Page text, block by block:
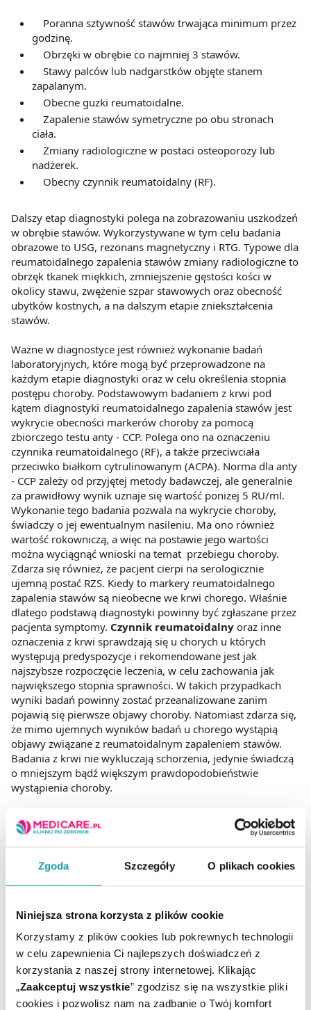
Zgoda Szczegóły O plikach cookies
Niniejsza strona korzysta z plików cookie
Korzystamy z plików cookies lub pokrewnych technologii
w celu zapewnienia Ci najlepszych doświadczeń z
korzystania z naszej strony internetowej. Klikając
„Zaakceptuj wszystkie” zgodzisz się na wszystkie pliki
cookies i pozwolisz nam na zadbanie o Twój komfort
Poranna sztywność stawów trwająca minimum przez
godzinę.
Obrzęki w obrębie co najmniej 3 stawów.
Stawy palców lub nadgarstków objęte stanem
zapalanym.
Obecne guzki reumatoidalne.
Zapalenie stawów symetryczne po obu stronach
ciała.
Zmiany radiologiczne w postaci osteoporozy lub
nadżerek.
Obecny czynnik reumatoidalny (RF).
Dalszy etap diagnostyki polega na zobrazowaniu uszkodzeń
w obrębie stawów. Wykorzystywane w tym celu badania
obrazowe to USG, rezonans magnetyczny i RTG. Typowe dla
reumatoidalnego zapalenia stawów zmiany radiologiczne to
obrzęk tkanek miękkich, zmniejszenie gęstości kości w
okolicy stawu, zwężenie szpar stawowych oraz obecność
ubytków kostnych, a na dalszym etapie zniekształcenia
stawów.
Ważne w diagnostyce jest również wykonanie badań
laboratoryjnych, które mogą być przeprowadzone na
każdym etapie diagnostyki oraz w celu określenia stopnia
postępu choroby. Podstawowym badaniem z krwi pod
kątem diagnostyki reumatoidalnego zapalenia stawów jest
wykrycie obecności markerów choroby za pomocą
zbiorczego testu anty - CCP. Polega ono na oznaczeniu
czynnika reumatoidalnego (RF), a także przeciwciała
przeciwko białkom cytrulinowanym (ACPA). Norma dla anty
- CCP zależy od przyjętej metody badawczej, ale generalnie
za prawidłowy wynik uznaje się wartość poniżej 5 RU/ml.
Wykonanie tego badania pozwala na wykrycie choroby,
świadczy o jej ewentualnym nasileniu. Ma ono również
wartość rokowniczą, a więc na postawie jego wartości
można wyciągnąć wnioski na temat przebiegu choroby.
Zdarza się również, że pacjent cierpi na serologicznie
ujemną postać RZS. Kiedy to markery reumatoidalnego
zapalenia stawów są nieobecne we krwi chorego. Właśnie
dlatego podstawą diagnostyki powinny być zgłaszane przez
pacjenta symptomy. Czynnik reumatoidalny oraz inne
oznaczenia z krwi sprawdzają się u chorych u których
występują predyspozycje i rekomendowane jest jak
najszybsze rozpoczęcie leczenia, w celu zachowania jak
największego stopnia sprawności. W takich przypadkach
wyniki badań powinny zostać przeanalizowane zanim
pojawią się pierwsze objawy choroby. Natomiast zdarza się,
że mimo ujemnych wyników badań u chorego wystąpią
objawy związane z reumatoidalnym zapaleniem stawów.
Badania z krwi nie wykluczają schorzenia, jedynie świadczą
o mniejszym bądź większym prawdopodobieństwie
wystąpienia choroby.
W diagnostyce laboratoryjnej warto oprócz anty - CCP
wykonać również oznaczenie OB, CRP i morfologię krwi. Na
ich podstawie można określić nasilenie toczącego się stanu
zapalnego. Niekiedy na wczesnym etapie RZS wykonuje się
również badania mające na celu określić pracę wątroby oraz
nerek (ALT, AST, kreatyninę, badanie moczu).
Aby jak najwcześniej rozpocząć leczenie reumatoidalnego
zapalenia stawów właściwa diagnoza musi być postawiona
na początkowym etapie choroby. Nie zawsze jest to jednak
proste. Dlatego w przypadku czynników predysponujących,
głównie obciążenia genetycznego, warto porozmawiać z
lekarzem na temat wykonania panelu badań. Tym bardziej
kiedy czynniki środowiskowe u danego pacjenta również